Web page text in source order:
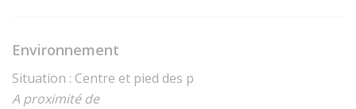
Environnement
Situation : Centre et pied des p
A proximité de